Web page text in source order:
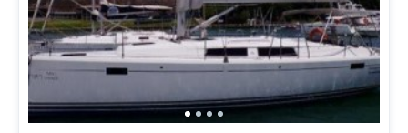
паруса.
Воспользовавшись
прокатом
яхт
вы